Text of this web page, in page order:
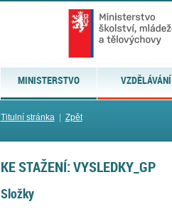
MINISTERSTVO VZDĚLÁVÁNÍ
Titulní stránka| Zpět
KE STAŽENÍ: VYSLEDKY_GP
Složky